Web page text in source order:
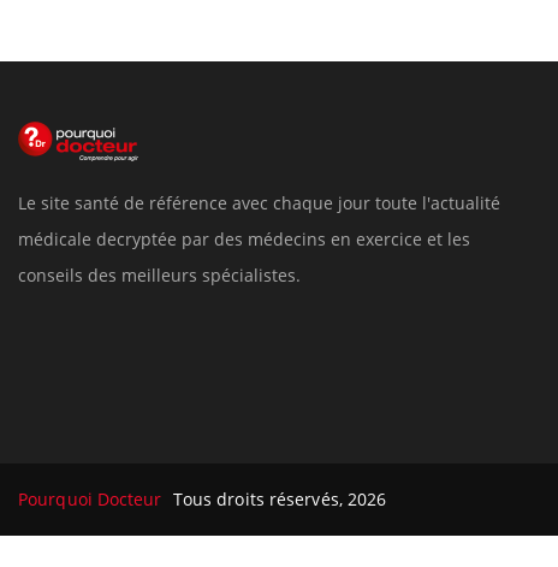
Le site santé de référence avec chaque jour toute l'actualité
médicale decryptée par des médecins en exercice et les
conseils des meilleurs spécialistes.
Pourquoi Docteur Tous droits réservés, 2026